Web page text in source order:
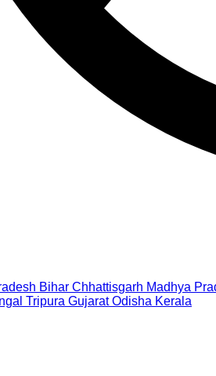
Bihar Chhattisgarh Madhya
Tripura Gujarat Odisha Kerala